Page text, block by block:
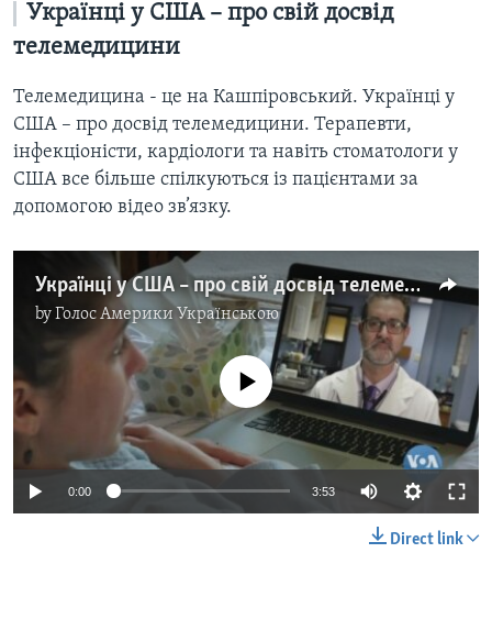
Українці у США – про свій досвід
телемедицини
Телемедицина - це на Кашпіровський. Українці у
США – про досвід телемедицини. Терапевти,
інфекціоністи, кардіологи та навіть стоматологи у
США все більше спілкуються із пацієнтами за
допомогою відео зв’язку.
Українці у США – про свій досвід телемедицини. Відео
byГолос Америки Українською
No media source currently available
0:00 3:53
Direct link